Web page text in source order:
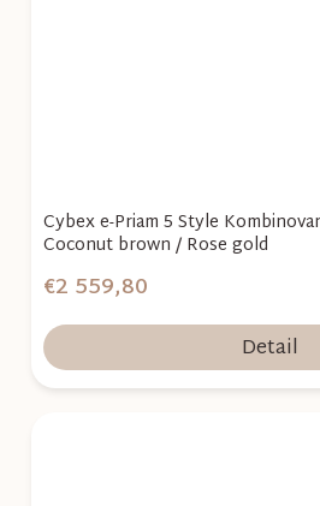
Cybex e-Priam 5 Style
Coconut brown / Rose gold
€2 559,80
Detail